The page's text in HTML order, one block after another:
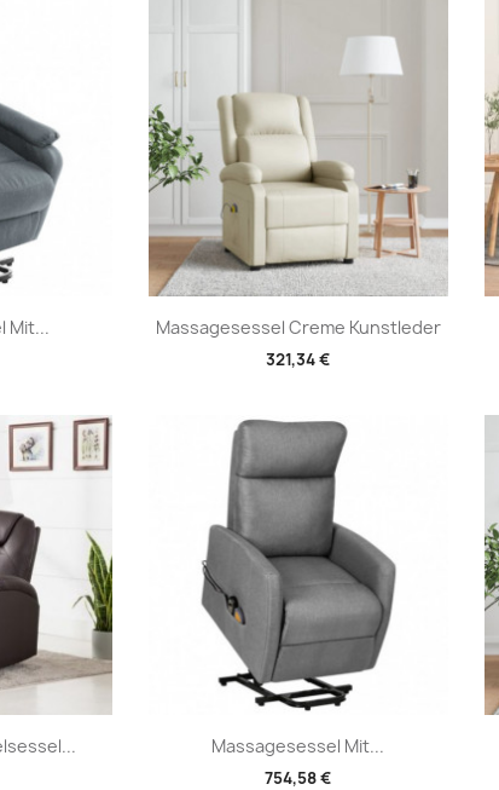
Mit... Massagesessel Creme Kunstleder
321,34 €
Vorschau
Massagesessel Mit...
754,58 €
Vorschau